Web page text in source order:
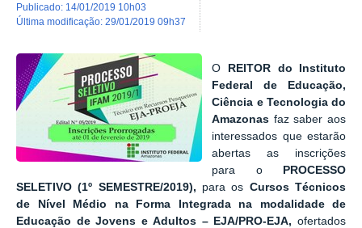
publicado: 14/01/2019 10h03
última modificação: 29/01/2019 09h37
O REITOR do
Instituto
Federal de Educação,
Ciência e Tecnologia do
Amazonas faz saber aos
interessados que estarão
abertas as inscrições
para o
PROCESSO
SELETIVO (1º SEMESTRE/2019), para os Cursos Técnicos
de Nível Médio na Forma Integrada na modalidade de
Educação de Jovens e Adultos – EJA/PRO-EJA, ofertados